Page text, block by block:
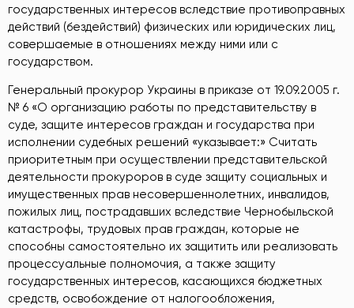
государственных интересов вследствие противоправных
действий (бездействий) физических или юридических лиц,
совершаемые в отношениях между ними или с
государством.
Генеральный прокурор Украины в приказе от 19.09.2005 г.
№ 6 «О организацию работы по представительству в
суде, защите интересов граждан и государства при
исполнении судебных решений «указывает:» Считать
приоритетным при осуществлении представительской
деятельности прокуроров в суде защиту социальных и
имущественных прав несовершеннолетних, инвалидов,
пожилых лиц, пострадавших вследствие Чернобыльской
катастрофы, трудовых прав граждан, которые не
способны самостоятельно их защитить или реализовать
процессуальные полномочия, а также защиту
государственных интересов, касающихся бюджетных
средств, освобождение от налогообложения,